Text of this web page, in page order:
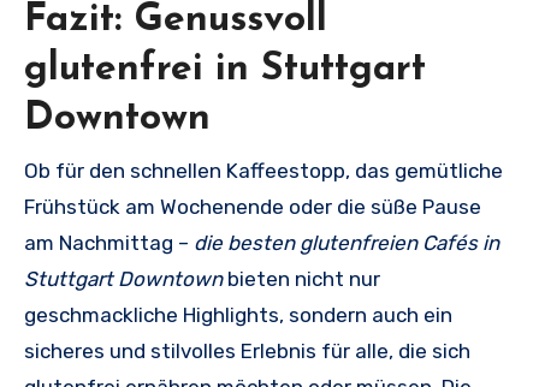
Fazit: Genussvoll
glutenfrei in Stuttgart
Downtown
Ob für den schnellen Kaffeestopp, das gemütliche
Frühstück am Wochenende oder die süße Pause
am Nachmittag – die besten glutenfreien Cafés in
Stuttgart Downtownbieten nicht nur
geschmackliche Highlights, sondern auch ein
sicheres und stilvolles Erlebnis für alle, die sich